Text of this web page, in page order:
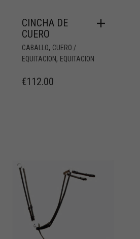
CINCHA DE
CUERO
CABALLO, CUERO /
EQUITACION, EQUITACION
€112.00